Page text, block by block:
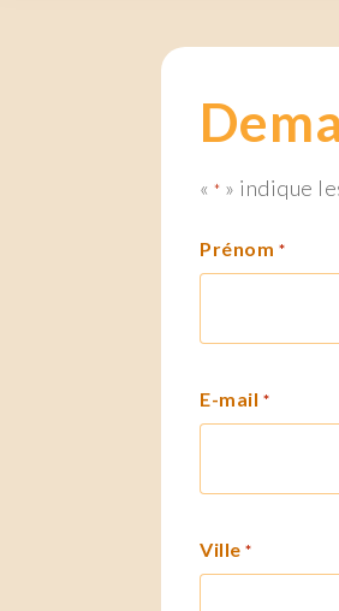
«* » indique
Prénom *
E-mail *
Ville *